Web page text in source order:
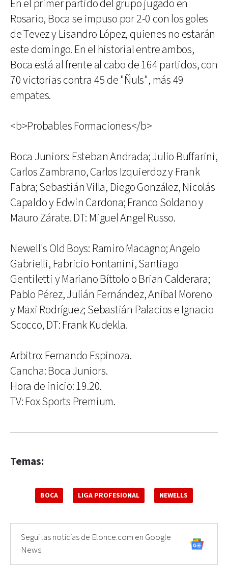
En el primer partido del grupo jugado en
Rosario, Boca se impuso por 2-0 con los goles
de Tevez y Lisandro López, quienes no estarán
este domingo. En el historial entre ambos,
Boca está al frente al cabo de 164 partidos, con
70 victorias contra 45 de "Ñuls", más 49
empates.
<b>Probables Formaciones</b>
Boca Juniors: Esteban Andrada; Julio Buffarini,
Carlos Zambrano, Carlos Izquierdoz y Frank
Fabra; Sebastián Villa, Diego González, Nicolás
Capaldo y Edwin Cardona; Franco Soldano y
Mauro Zárate. DT: Miguel Angel Russo.
Newell's Old Boys: Ramiro Macagno; Angelo
Gabrielli, Fabricio Fontanini, Santiago
Gentiletti y Mariano Bíttolo o Brian Calderara;
Pablo Pérez, Julián Fernández, Aníbal Moreno
y Maxi Rodríguez; Sebastián Palacios e Ignacio
Scocco, DT: Frank Kudekla.
Arbitro: Fernando Espinoza.
Cancha: Boca Juniors.
Hora de inicio: 19.20.
TV: Fox Sports Premium.
Temas:
BOCA LIGA PROFESIONAL NEWELLS
Seguí las noticias de Elonce.com en Google
News